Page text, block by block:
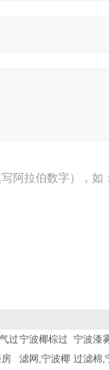
阿拉伯数字），如
过宁波椰棕过
滤网,宁波椰
宁波漆
过滤棉,